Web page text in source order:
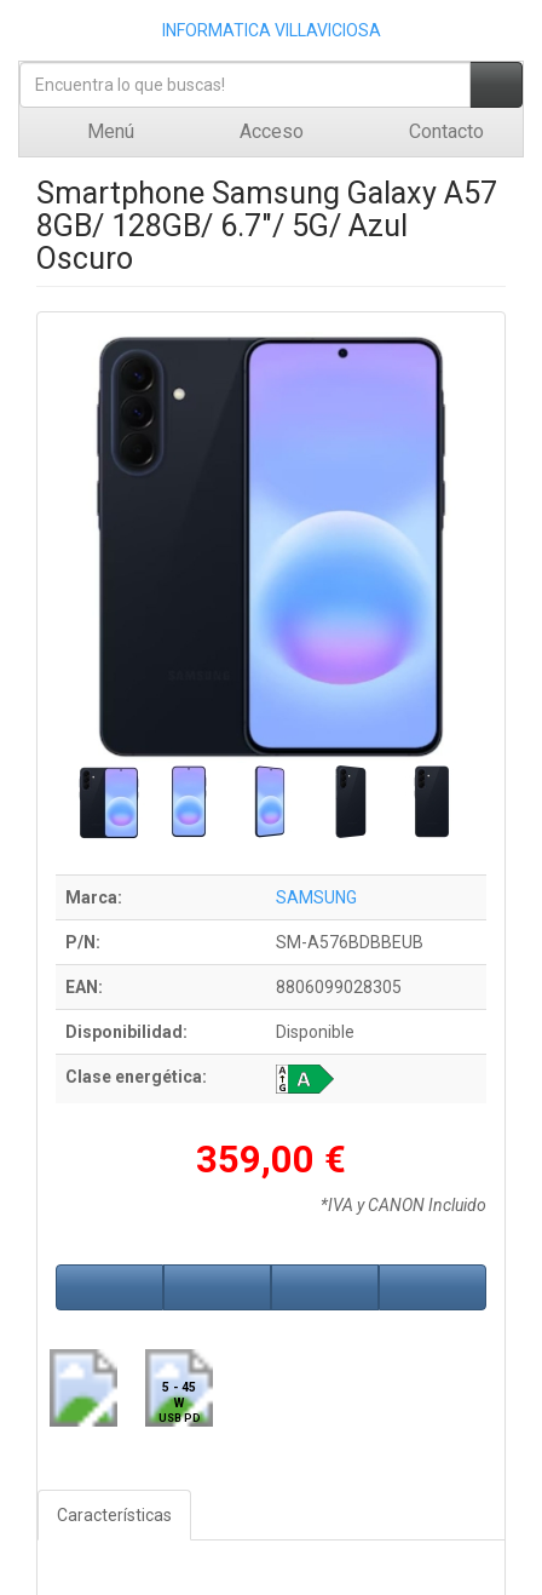
INFORMATICA VILLAVICIOSA
Menú Acceso Contacto
Smartphone Samsung Galaxy A57
8GB/ 128GB/ 6.7"/ 5G/ Azul
Oscuro
Marca: SAMSUNG
P/N: SM-A576BDBBEUB
EAN: 8806099028305
Disponibilidad: Disponible
Clase energética:
359,00 €
*IVA y CANON Incluido
5 - 45
W
USB PD
Características